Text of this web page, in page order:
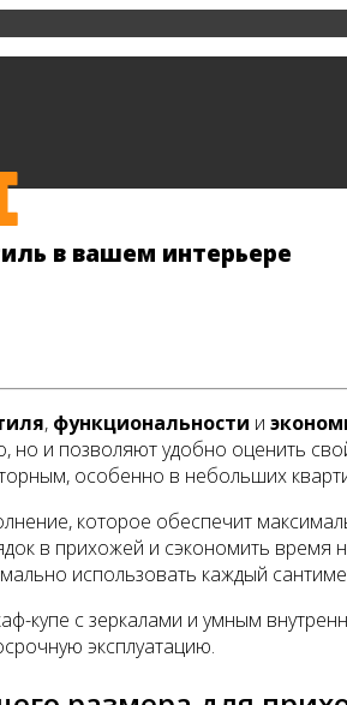
в вашем интерьере
, функциональности и
но и позволяют удобно оценить
особенно в небольших
которое обеспечит
в прихожей и сэкономить
использовать каждый
купе с зеркалами и умным
эксплуатацию.